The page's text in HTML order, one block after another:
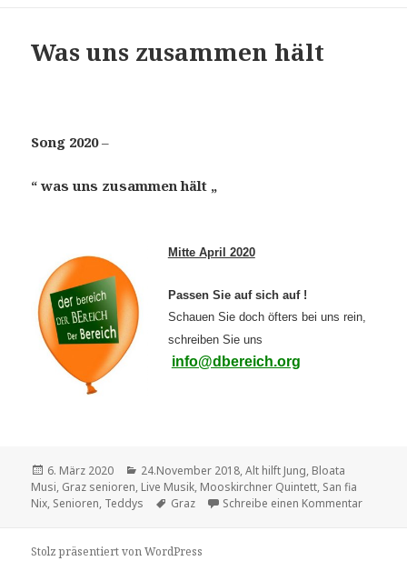
Was uns zusammen hält
Song 2020–
“ was uns zusammen hält „
Mitte April 2020
Passen Sie auf sich auf !
Schauen Sie doch öfters bei uns rein,
schreiben Sie uns
info@dbereich.org
Veröffentlicht
am
6. März 2020 Kategorien
24.November 2018,Alt hilft Jung, Bloata
Musi, Graz senioren, Live Musik, Mooskirchner Quintett, San fia
Nix, Senioren, Teddys Schlagwörter
Graz Schreibe einen Kommentarzu Was
Stolz präsentiert von WordPress